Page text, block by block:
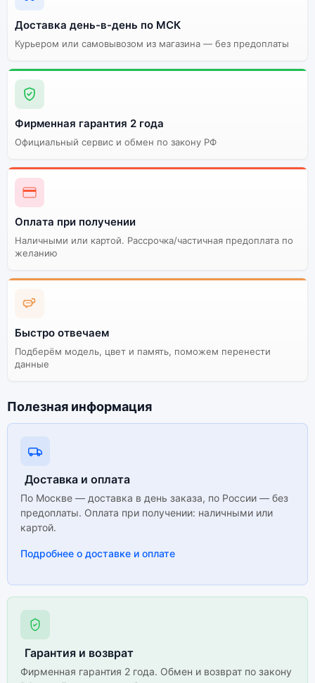
Доставка день-в-день по МСК
Курьером или самовывозом из магазина — без предоплаты
Фирменная гарантия 2 года
Официальный сервис и обмен по закону РФ
Оплата при получении
Наличными или картой. Рассрочка/частичная предоплата по
желанию
Быстро отвечаем
Подберём модель, цвет и память, поможем перенести
данные
Полезная информация
Доставка и оплата
По Москве — доставка в день заказа, по России — без
предоплаты. Оплата при получении: наличными или
картой.
Подробнее о доставке и оплате
Гарантия и возврат
Фирменная гарантия 2 года. Обмен и возврат по закону